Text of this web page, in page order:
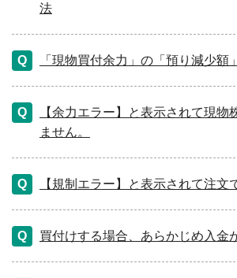
法
「現物買付余力」の「預り減少額
【余力エラー】と表示されて現物
ません。
【規制エラー】と表示されて注文
買付けする場合、あらかじめ入金